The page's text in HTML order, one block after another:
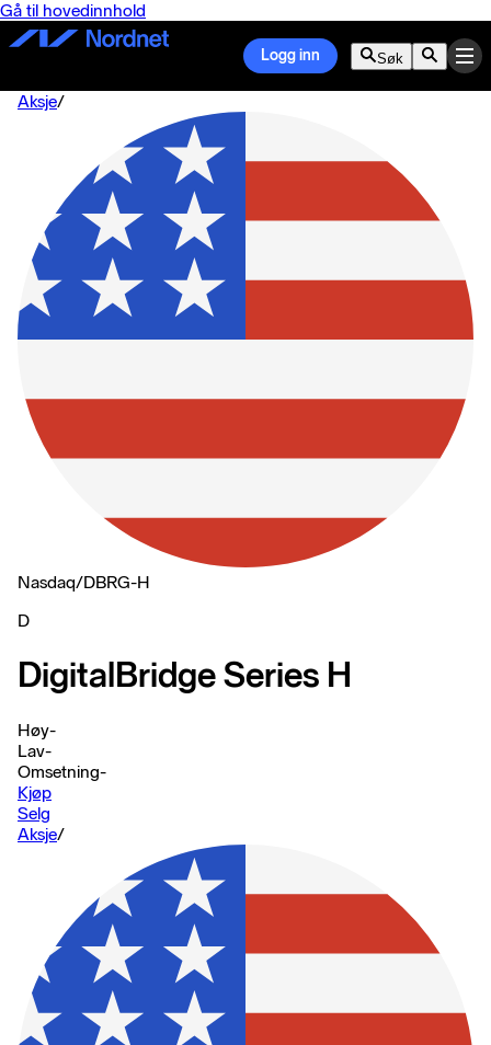
Gå til hovedinnhold
Logg inn Søk
Aksje/
Nasdaq/DBRG-H
D
DigitalBridge Series H
Høy-
Lav-
Omsetning-
Kjøp
Selg
Aksje/